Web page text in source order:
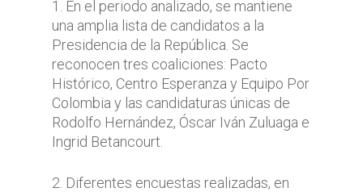
1. En el periodo analizado, se mantiene
una amplia lista de candidatos a la
Presidencia de la República. Se
reconocen tres coaliciones: Pacto
Histórico, Centro Esperanza y Equipo Por
Colombia y las candidaturas únicas de
Rodolfo Hernández, Óscar Iván Zuluaga e
Ingrid Betancourt.
2. Diferentes encuestas realizadas, en